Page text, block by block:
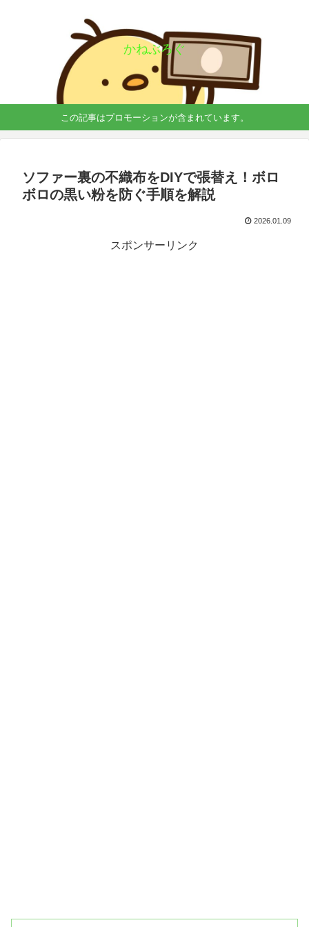
かねぶろぐ
この記事はプロモーションが含まれています。
ソファー裏の不織布をDIYで張替え！ボロ
ボロの黒い粉を防ぐ手順を解説
2026.01.09
スポンサーリンク